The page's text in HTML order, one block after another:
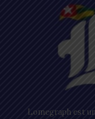
Lomegraph est